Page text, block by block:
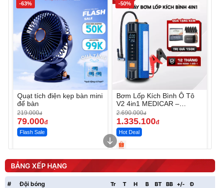
-63%
Quạt tích điện kẹp bàn mini
để bàn
219.000đ
79.000đ
Flash Sale
-50%
Bơm Lốp Kích Bình Ô Tô
V2 4in1 MEDICAR –
12.000mAh
2.690.000đ
1.335.100đ
Hot Deal
Máy ép chậm trái cây
Elmich JEE 1855OL
3.000.000
Máy rửa xe cầm tay xịt rửa
cao áp có tạo bọt tuyết
BẢNG XẾP HẠNG
# Đội bóng Tr T H B BT BB +/- Đ